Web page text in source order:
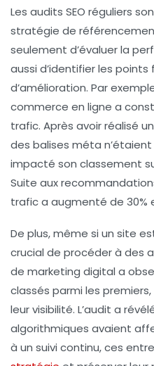
Les audits SEO réguliers
stratégie de
seulement d’évaluer la
aussi d’identifier les
d’amélioration. Par
commerce en ligne a
trafic. Après avoir réalisé
des balises méta
impacté son classement
Suite aux
trafic a augmenté de 30%
De plus, même si un site
crucial de procéder à des
de marketing digital a
classés parmi les
leur visibilité. L’audit a
algorithmiques avaient
à un suivi continu, ces